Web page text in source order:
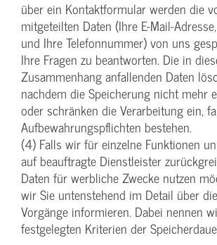
über ein Kontaktformular werden die
mitgeteilten Daten (Ihre E-Mail-
und Ihre Telefonnummer) von uns
Ihre Fragen zu beantworten. Die in
Zusammenhang anfallenden Daten
nachdem die Speicherung nicht mehr
oder schränken die Verarbeitung ein,
Aufbewahrungspflichten bestehen.
(4) Falls wir für einzelne Funktionen
auf beauftragte Dienstleister
Daten für werbliche Zwecke nutzen
wir Sie untenstehend im Detail über
Vorgänge informieren. Dabei nennen
festgelegten Kriterien der